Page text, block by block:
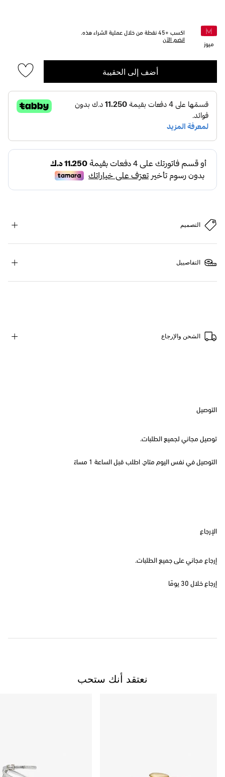
ميوز
اكسب +45 نقطة من خلال عملية الشراء هذه.
انضم الآن
أضف إلى الحقيبة
التصميم
التفاصييل
الشحن والإرجاع
التوصيل
توصيل مجاني لجميع الطلبات.
التوصيل في نفس اليوم متاح. اطلب قبل الساعة 1 مساءً
الإرجاع
إرجاع مجاني على جميع الطلبات.
إرجاع خلال 30 يومًا
نعتقد أنك ستحب